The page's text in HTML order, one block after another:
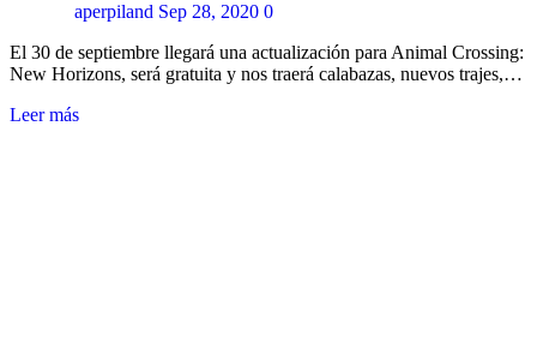
aperpiland Sep 28, 2020 0
El 30 de septiembre llegará una actualización para Animal Crossing:
New Horizons, será gratuita y nos traerá calabazas, nuevos trajes,…
Leer más